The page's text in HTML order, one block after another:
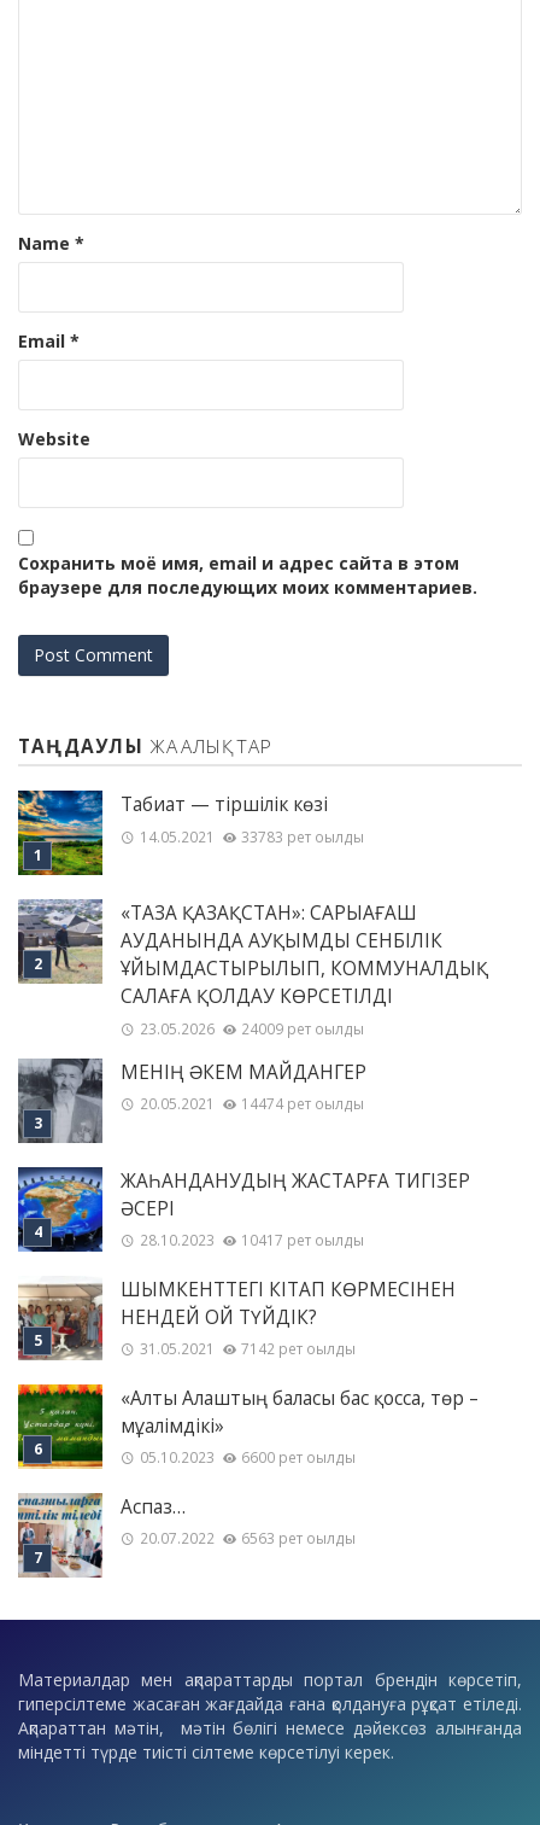
Name *
Email *
Website
Сохранить моё имя, email и адрес сайта в этом
браузере для последующих моих комментариев.
ТАҢДАУЛЫ ЖАҢАЛЫҚТАР
Табиғат — тіршілік көзі
14.05.2021 33783 рет оқылды
«ТАЗА ҚАЗАҚСТАН»: САРЫАҒАШ
АУДАНЫНДА АУҚЫМДЫ СЕНБІЛІК
ҰЙЫМДАСТЫРЫЛЫП, КОММУНАЛДЫҚ
САЛАҒА ҚОЛДАУ КӨРСЕТІЛДІ
23.05.2026 24009 рет оқылды
МЕНІҢ ƏКЕМ МАЙДАНГЕР
20.05.2021 14474 рет оқылды
ЖАҺАНДАНУДЫҢ ЖАСТАРҒА ТИГІЗЕР
ӘСЕРІ
28.10.2023 10417 рет оқылды
ШЫМКЕНТТЕГІ КІТАП КӨРМЕСІНЕН
НЕНДЕЙ ОЙ ТҮЙДІК?
31.05.2021 7142 рет оқылды
«Алты Алаштың баласы бас қосса, төр –
мұғалімдікі»
05.10.2023 6600 рет оқылды
Аспаз…
20.07.2022 6563 рет оқылды
Материалдар мен ақпараттарды портал брендін көрсетіп,
гиперсілтеме жасаған жағдайда ғана қолдануға рұқсат етіледі.
Ақпараттан мәтін, мәтін бөлігі немесе дәйексөз алынғанда
міндетті түрде тиісті сілтеме көрсетілуі керек.